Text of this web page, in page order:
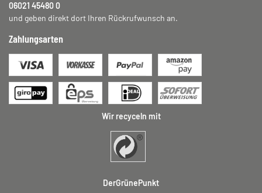
06021 45480 0
und geben direkt dort Ihren Rückrufwunsch an.
Zahlungsarten
Wir recyceln mit
DerGrünePunkt